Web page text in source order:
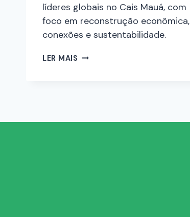
líderes globais no Cais Mauá, com
foco em reconstrução econômica,
conexões e sustentabilidade.
LER MAIS